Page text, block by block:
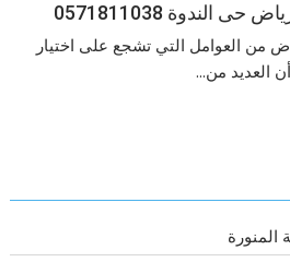
الندوة 0571811038
من العوامل التي تشجع على اختيار
العديد من...
المنورة